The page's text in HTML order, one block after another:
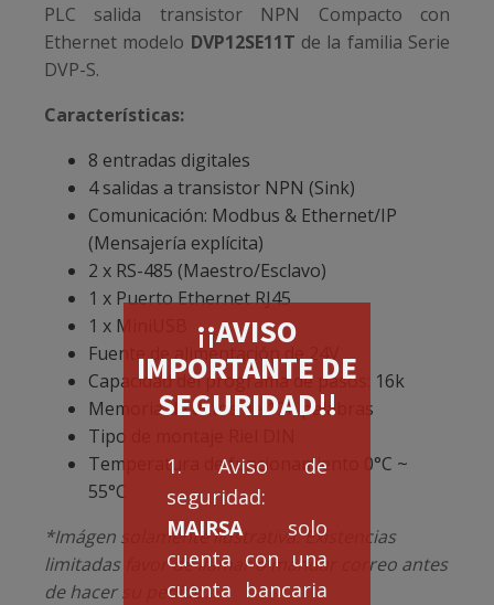
¡¡AVISO
IMPORTANTE DE
SEGURIDAD!!
1. Aviso de
seguridad:
MAIRSA solo
cuenta con una
cuenta bancaria
PLC salida transistor NPN Compacto con
Ethernet modelo DVP12SE11T de la familia Serie
DVP-S.
Características:
8 entradas digitales
4 salidas a transistor NPN (Sink)
Comunicación: Modbus & Ethernet/IP
(Mensajería explícita)
2 x RS-485 (Maestro/Esclavo)
1 x Puerto Ethernet RJ45
1 x MiniUSB
Fuente de alimentación de 24V
Capacidad del programa de pasos: 16k
Memoria de datos de 12k palabras
Tipo de montaje Riel DIN
Temperatura de funcionamiento 0°C ~
55°C
*Imágen solamente ilustrativa. Existencias
limitadas favor de llamar o mandar correo antes
de hacer su pedido.